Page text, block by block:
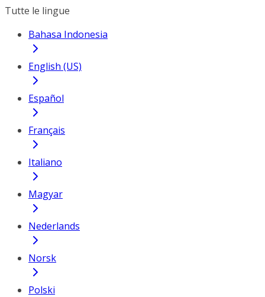
Tutte le lingue
Bahasa Indonesia
English (US)
Español
Français
Italiano
Magyar
Nederlands
Norsk
Polski